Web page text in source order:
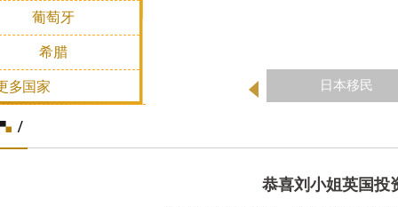
葡萄牙
希腊
多国家 日本移民
/
恭喜刘小姐英国投